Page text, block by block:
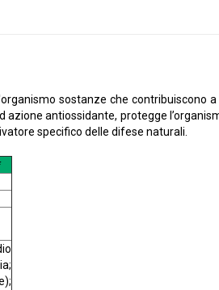
sostanze che
azione antiossidante, protegge
specifico delle difese naturali.